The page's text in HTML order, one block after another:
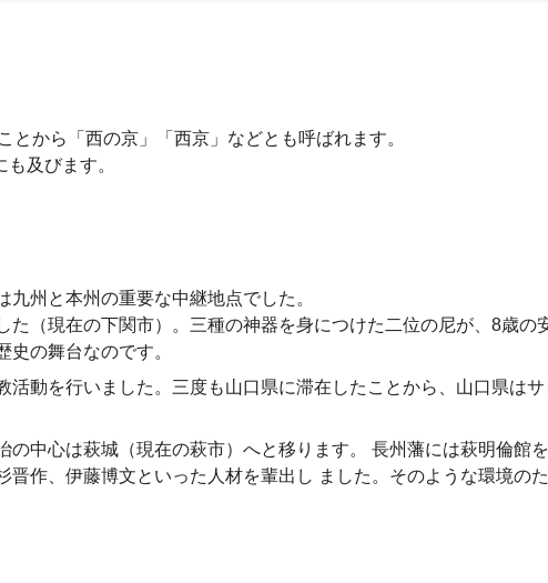
から「西の京」「西京」などとも呼ばれます。
及びます。
州と本州の重要な中継地点でした。
（現在の下関市）。三種の神器を身につけた二位の尼が、8歳の
の舞台なのです。
動を行いました。三度も山口県に滞在したことから、山口県は
中心は萩城（現在の萩市）へと移ります。 長州藩には萩明倫館
作、伊藤博文といった人材を輩出し ました。そのような環境の